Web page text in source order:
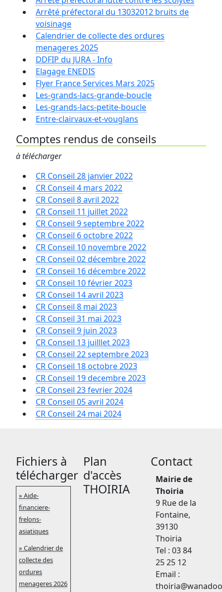
Arrêté préfectoral du 13032012 bruits de
voisinage
Calendrier de collecte des ordures
menageres 2025
DDFIP du JURA - Info
Elagage ENEDIS
Flyer France Services Mars 2025
Les-grands-lacs-grande-boucle
Les-grands-lacs-petite-boucle
Entre-clairvaux-et-vouglans
Comptes rendus de conseils
à télécharger
CR Conseil 28 janvier 2022
CR Conseil 4 mars 2022
CR Conseil 8 avril 2022
CR Conseil 11 juillet 2022
CR Conseil 9 septembre 2022
CR Conseil 6 octobre 2022
CR Conseil 10 novembre 2022
CR Conseil 02 décembre 2022
CR Conseil 16 décembre 2022
CR Conseil 10 février 2023
CR Conseil 14 avril 2023
CR Conseil 8 mai 2023
CR Conseil 31 mai 2023
CR Conseil 9 juin 2023
CR Conseil 13 juilllet 2023
CR Conseil 22 septembre 2023
CR Conseil 18 octobre 2023
CR Conseil 19 decembre 2023
CR Conseil 23 fevrier 2024
CR Conseil 05 avril 2024
CR Conseil 24 mai 2024
Fichiers à
télécharger
» Aide-
financiere-
frelons-
asiatiques
» Calendrier de
collecte des
ordures
menageres 2026
Plan
d'accès
THOIRIA
Contact
Mairie de
Thoiria
9 Rue de la
Fontaine,
39130
Thoiria
Tel : 03 84
25 25 12
Email :
thoiria@